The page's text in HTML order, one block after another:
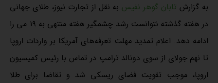
به گزارش تابان گوهر نفیس به نقل از تجارت نیوز، طلای جهانی
در هفته گذشته نتوانست رشد چشمگیر هفته منتهی به ۱۹ می را
ادامه دهد. اعلام تمدید مهلت تعرفه‌های آمریکا بر واردات اروپا
تا نهم جولای از سوی دونالد ترامپ در تماس با رئیس کمیسیون
اروپا، موجب تقویت فضای ریسکی شد و تقاضا برای طلا